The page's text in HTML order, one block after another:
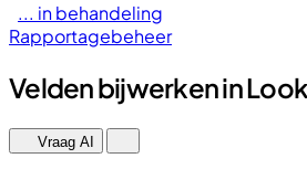
... in behandeling
Rapportagebeheer
Velden bijwerken in
Vraag AI